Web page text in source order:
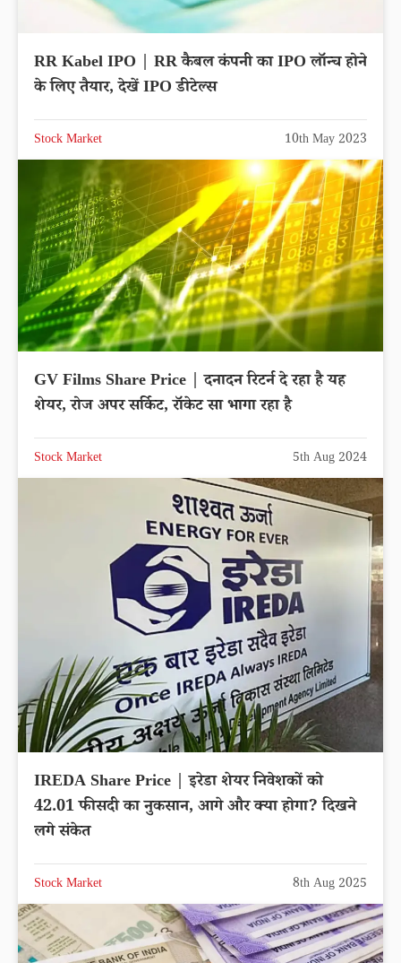
RR Kabel IPO | RR कैबल कंपनी का IPO लॉन्च होने
के लिए तैयार, देखें IPO डीटेल्स
Stock Market 10th May 2023
GV Films Share Price | दनादन रिटर्न दे रहा है यह
शेयर, रोज अपर सर्किट, रॉकेट सा भागा रहा है
Stock Market 5th Aug 2024
IREDA Share Price | इरेडा शेयर निवेशकों को
42.01 फीसदी का नुकसान, आगे और क्या होगा? दिखने
लगे संकेत
Stock Market 8th Aug 2025